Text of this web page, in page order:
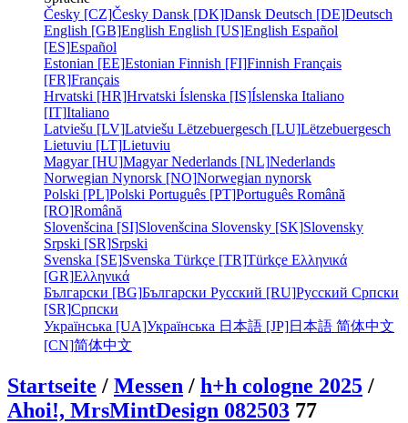
Česky [CZ]Česky Dansk [DK]Dansk Deutsch [DE]Deutsch
English [GB]English English [US]English Español
[ES]Español
Estonian [EE]Estonian Finnish [FI]Finnish Français
[FR]Français
Hrvatski [HR]Hrvatski Íslenska [IS]Íslenska Italiano
[IT]Italiano
Latviešu [LV]Latviešu Lëtzebuergesch [LU]Lëtzebuergesch
Lietuviu [LT]Lietuviu
Magyar [HU]MagyarNederlands [NL]Nederlands
Norwegian Nynorsk [NO]Norwegian nynorsk
Polski [PL]Polski Português [PT]Português Română
[RO]Română
Slovenšcina [SI]Slovenšcina Slovensky [SK]Slovensky
Srpski [SR]Srpski
Svenska [SE]Svenska Türkçe [TR]Türkçe Ελληνικά
[GR]Ελληνικά
Български [BG]Български Русский [RU]Русский Српски
[SR]Српски
Українська [UA]Українська 日本語 [JP]日本語 简体中文
[CN]简体中文
Startseite / Messen / h+h cologne 2025 /
Ahoi!, MrsMintDesign 082503 77